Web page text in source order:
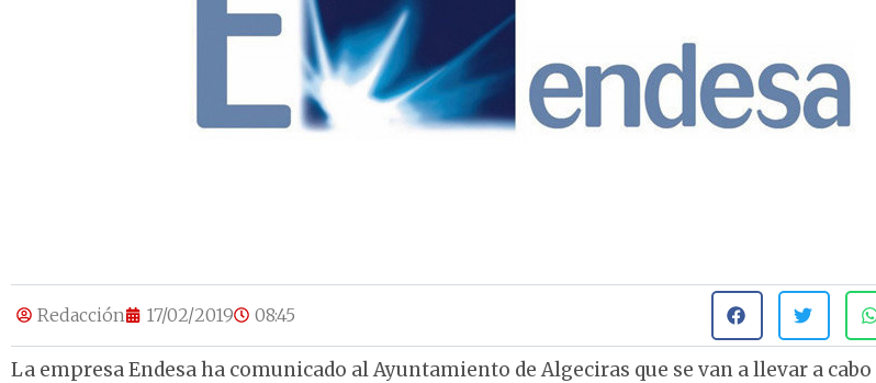
Redacción 17/02/2019 08:45
La empresa Endesa ha comunicado al Ayuntamiento de Algeciras que se van a llevar a cabo